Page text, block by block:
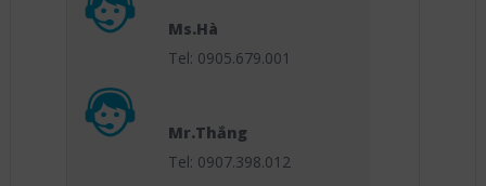
Ms.Hà
Tel: 0905.679.001
Mr.Thắng
Tel: 0907.398.012